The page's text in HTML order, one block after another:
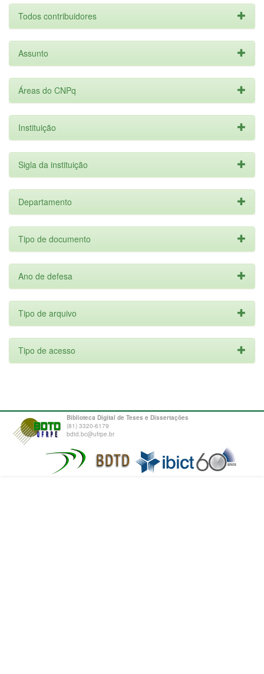
Todos contribuidores
Assunto
Áreas do CNPq
Instituição
Sigla da instituição
Departamento
Tipo de documento
Ano de defesa
Tipo de arquivo
Tipo de acesso
Biblioteca Digital de Teses e Dissertações
(81) 3320-6179
bdtd.bc@ufrpe.br